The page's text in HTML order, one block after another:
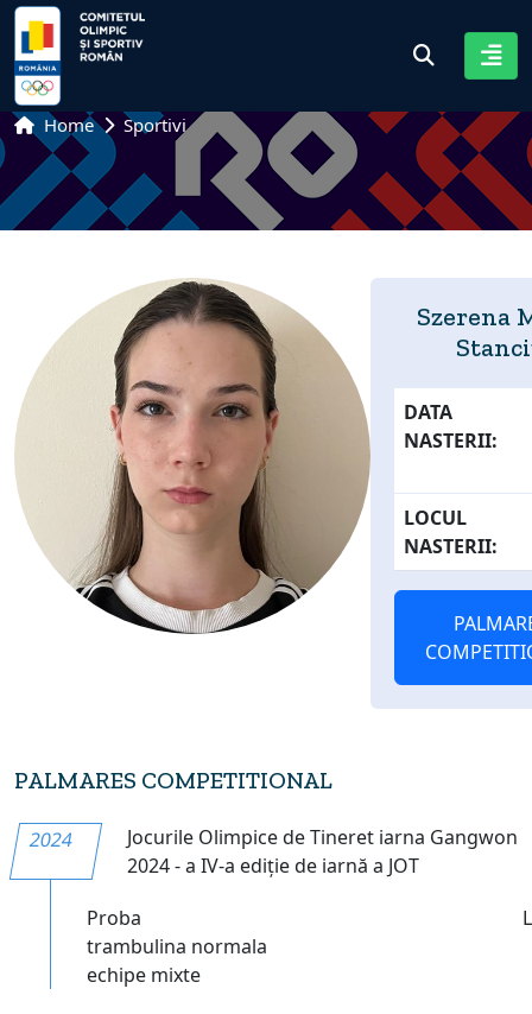
Home Sportivi
Szerena
DATA
NASTERII:
LOCUL
NASTERII:
PALMARES COMPETITIONAL
2024
Jocurile Olimpice de Tineret iarna Gangwon
2024 - a IV-a ediție de iarnă a JOT
Proba
trambulina normala
echipe mixte